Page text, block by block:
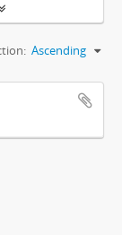
Ascending